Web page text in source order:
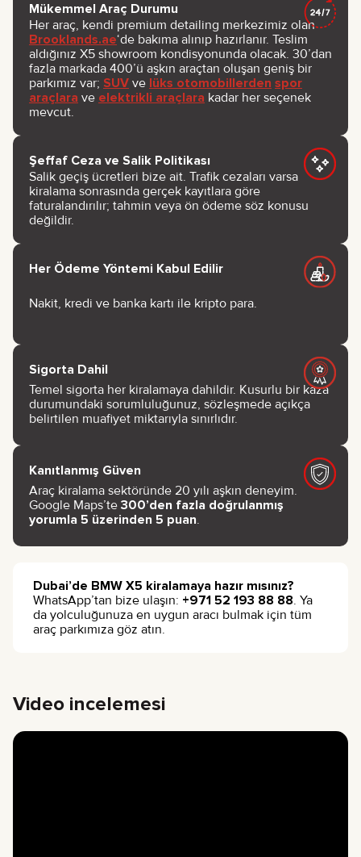
Mükemmel Araç Durumu
Her araç, kendi premium detailing merkezimiz olan
Brooklands.ae‘de bakıma alınıp hazırlanır. Teslim
aldığınız X5 showroom kondisyonunda olacak. 30’dan
fazla markada 400’ü aşkın araçtan oluşan geniş bir
parkımız var; SUV ve lüks otomobillerden spor
araçlara ve elektrikli araçlara kadar her seçenek
mevcut.
Şeffaf Ceza ve Salik Politikası
Salik geçiş ücretleri bize ait. Trafik cezaları varsa
kiralama sonrasında gerçek kayıtlara göre
faturalandırılır; tahmin veya ön ödeme söz konusu
değildir.
Her Ödeme Yöntemi Kabul Edilir
Nakit, kredi ve banka kartı ile kripto para.
Sigorta Dahil
Temel sigorta her kiralamaya dahildir. Kusurlu bir kaza
durumundaki sorumluluğunuz, sözleşmede açıkça
belirtilen muafiyet miktarıyla sınırlıdır.
Kanıtlanmış Güven
Araç kiralama sektöründe 20 yılı aşkın deneyim.
Google Maps’te 300’den fazla doğrulanmış
yorumla 5 üzerinden 5 puan.
Dubai’de BMW X5 kiralamaya hazır mısınız?
WhatsApp’tan bize ulaşın: +971 52 193 88 88. Ya
da yolculuğunuza en uygun aracı bulmak için tüm
araç parkımıza göz atın.
Video incelemesi